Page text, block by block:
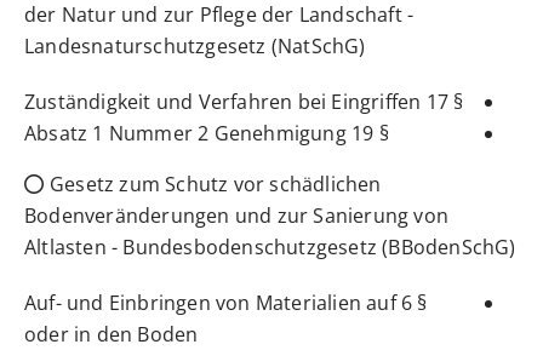
der Natur und zur Pflege der Landschaft -
Landesnaturschutzgesetz (NatSchG)
§ 17 Zuständigkeit und Verfahren bei Eingriffen
§ 19 Absatz 1 Nummer 2 Genehmigung
Gesetz zum Schutz vor schädlichen
Bodenveränderungen und zur Sanierung von
Altlasten - Bundesbodenschutzgesetz (BBodenSchG)
§ 6 Auf- und Einbringen von Materialien auf
oder in den Boden